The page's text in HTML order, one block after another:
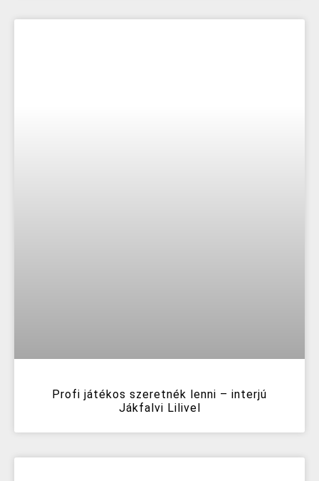
Profi játékos szeretnék lenni – interjú
Jákfalvi Lilivel